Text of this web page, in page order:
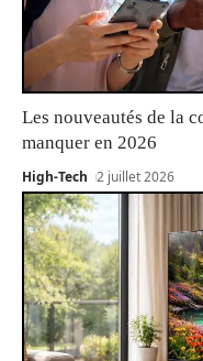
Les nouveautés de la
manquer en 2026
High-Tech 2 juillet 2026